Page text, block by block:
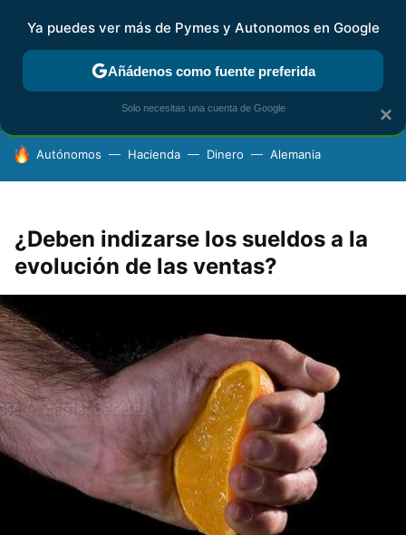
FISCALIDAD Y CONTABILIDAD KIT DIGITAL RENTA
HOY SE HABLA DE
Autónomos Hacienda Dinero Alemania
¿Deben indizarse los sueldos a la
evolución de las ventas?
×
Ya puedes ver más de Pymes y Autonomos en Google
Añádenos como fuente preferida
Solo necesitas una cuenta de Google